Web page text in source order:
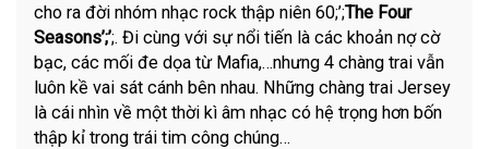
cho ra đời nhóm nhạc rock thập niên 60;’;The Four
Seasons’;’;. Đi cùng với sự nổi tiến là các khoản nợ cờ
bạc, các mối đe dọa từ Mafia,…nhưng 4 chàng trai vẫn
luôn kề vai sát cánh bên nhau. Những chàng trai Jersey
là cái nhìn về một thời kì âm nhạc có hệ trọng hơn bốn
thập kỉ trong trái tim công chúng…